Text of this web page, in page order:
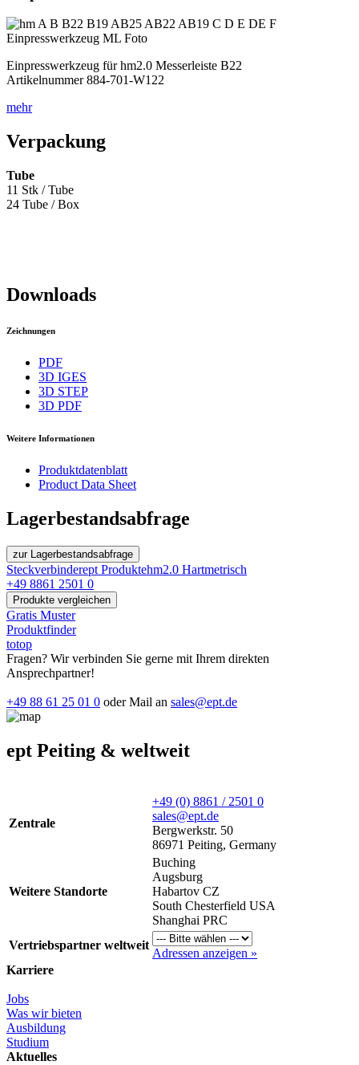
Einpresswerkzeug für hm2.0 Messerleiste B22
Artikelnummer 884-701-W122
mehr
Verpackung
Tube
11 Stk / Tube
24 Tube / Box
Downloads
Zeichnungen
PDF
3D IGES
3D STEP
3D PDF
Weitere Informationen
Produktdatenblatt
Product Data Sheet
Lagerbestandsabfrage
zur Lagerbestandsabfrage
Steckverbinderept Produktehm2.0 Hartmetrisch
+49 8861 2501 0
Produkte vergleichen
Gratis Muster
Produktfinder
totop
Fragen? Wir verbinden Sie gerne mit Ihrem direkten
Ansprechpartner!
+49 88 61 25 01 0 oder Mail an sales@ept.de
ept Peiting & weltweit
Zentrale
+49 (0) 8861 / 2501 0
sales@ept.de
Bergwerkstr. 50
86971 Peiting, Germany
Weitere Standorte
Buching
Augsburg
Habartov CZ
South Chesterfield USA
Shanghai PRC
Vertriebspartner weltweit
Adressen anzeigen »
Karriere
Jobs
Was wir bieten
Ausbildung
Studium
Aktuelles